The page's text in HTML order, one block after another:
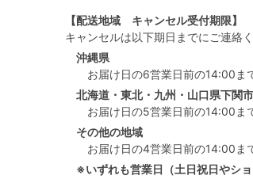
【配送地域 キャンセル受付期限】
キャンセルは以下期日までにご連絡
沖縄県
お届け日の6営業日前の14:00ま
北海道・東北・九州・山口県下関市
お届け日の5営業日前の14:00ま
その他の地域
お届け日の4営業日前の14:00ま
※いずれも営業日（土日祝日やシ